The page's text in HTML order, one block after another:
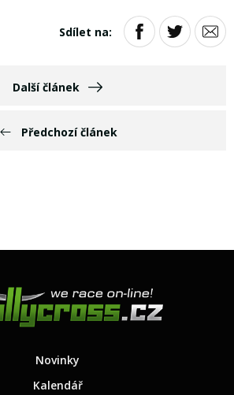
Předchozí článek
Sdílet na:
Další článek
Novinky
Kalendář